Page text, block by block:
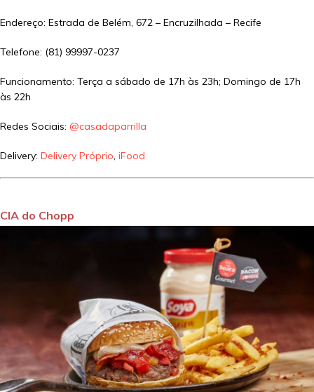
Endereço: Estrada de Belém, 672 – Encruzilhada – Recife
Telefone: (81) 99997-0237
Funcionamento: Terça a sábado de 17h às 23h; Domingo de 17h
às 22h
Redes Sociais: @casadaparrilla
Delivery: Delivery Próprio, iFood
CIA do Chopp